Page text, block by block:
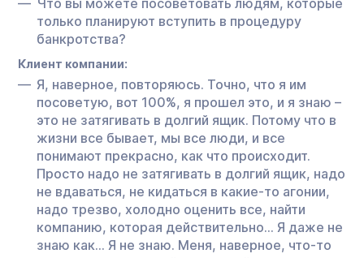
только планируют вступить в процедуру
банкротства?
Клиент компании:
Я, наверное, повторяюсь. Точно, что я им
посоветую, вот 100%, я прошел это, и я знаю –
это не затягивать в долгий ящик. Потому что в
жизни все бывает, мы все люди, и все
понимают прекрасно, как что происходит.
Просто надо не затягивать в долгий ящик, надо
не вдаваться, не кидаться в какие-то агонии,
надо трезво, холодно оценить все, найти
компанию, которая действительно… Я даже не
знаю как… Я не знаю. Меня, наверное, что-то